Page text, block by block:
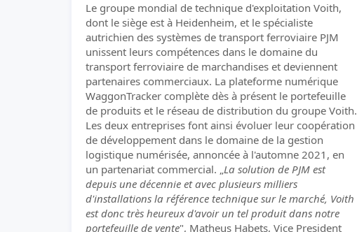
Le groupe mondial de technique d'exploitation Voith,
dont le siège est à Heidenheim, et le spécialiste
autrichien des systèmes de transport ferroviaire PJM
unissent leurs compétences dans le domaine du
transport ferroviaire de marchandises et deviennent
partenaires commerciaux. La plateforme numérique
WaggonTracker complète dès à présent le portefeuille
de produits et le réseau de distribution du groupe Voith.
Les deux entreprises font ainsi évoluer leur coopération
de développement dans le domaine de la gestion
logistique numérisée, annoncée à l'automne 2021, en
un partenariat commercial. „La solution de PJM est
depuis une décennie et avec plusieurs milliers
d'installations la référence technique sur le marché, Voith
est donc très heureux d'avoir un tel produit dans notre
portefeuille de vente", Matheus Habets, Vice President